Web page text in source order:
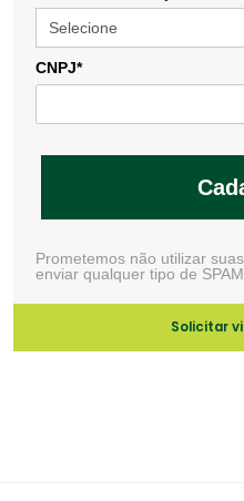
CNPJ*
Prometemos não utilizar
enviar qualquer tipo de SPAM.
Solicitar